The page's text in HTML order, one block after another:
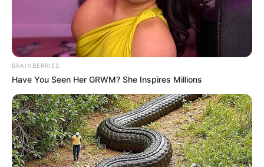
Cantika Putri Kirana
BRAINBERRIES
Have You Seen Her GRWM? She Inspires Millions